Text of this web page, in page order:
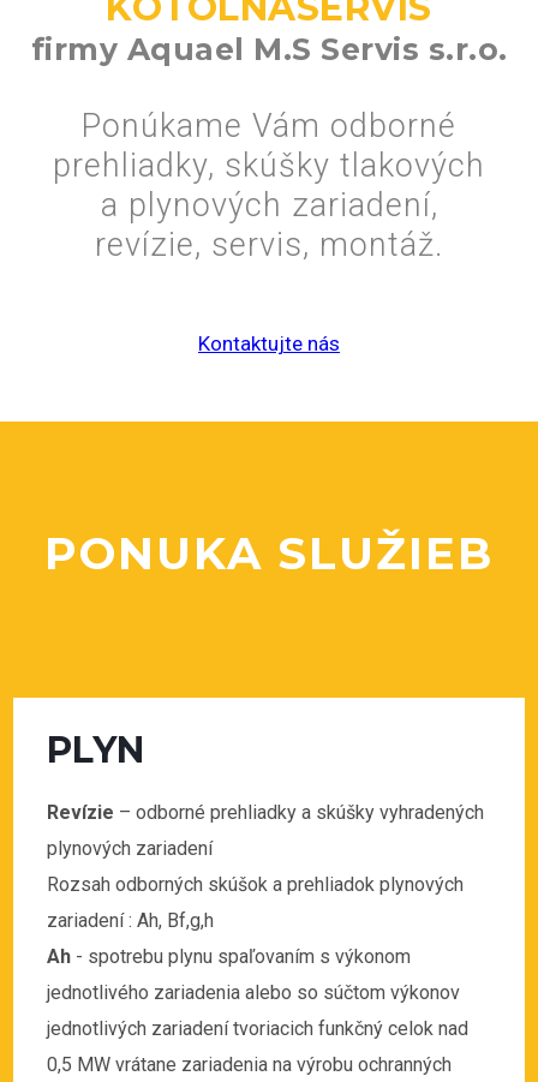
firmy Aquael M.S Servis s.r.o.
Ponúkame Vám odborné
prehliadky, skúšky tlakových
a plynových zariadení,
revízie, servis, montáž.
Kontaktujte nás
PONUKA SLUŽIEB
PLYN
Revízie – odborné prehliadky a skúšky vyhradených
plynových zariadení
Rozsah odborných skúšok a prehliadok plynových
zariadení : Ah, Bf,g,h
Ah- spotrebu plynu spaľovaním s výkonom
jednotlivého zariadenia alebo so súčtom výkonov
jednotlivých zariadení tvoriacich funkčný celok nad
0,5 MW vrátane zariadenia na výrobu ochranných